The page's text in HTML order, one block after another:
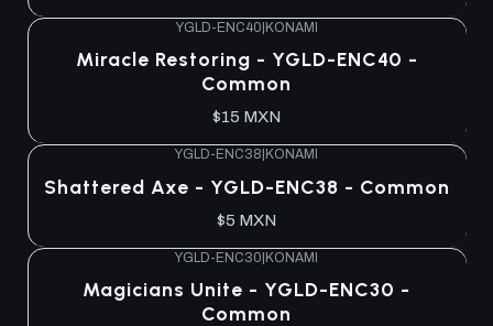
YGLD-ENC40 KONAMI
Miracle Restoring - YGLD-ENC40 -
Common
$15 MXN
YGLD-ENC38 KONAMI
Shattered Axe - YGLD-ENC38 - Common
$5 MXN
YGLD-ENC30|KONAMI
Magicians Unite - YGLD-ENC30 -
Common